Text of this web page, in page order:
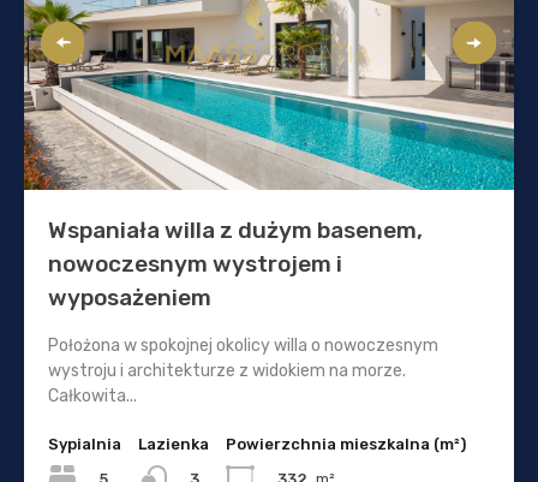
Wspaniała willa z dużym basenem,
nowoczesnym wystrojem i
wyposażeniem
Położona w spokojnej okolicy willa o nowoczesnym
wystroju i architekturze z widokiem na morze.
Całkowita...
Sypialnia
Lazienka
Powierzchnia mieszkalna (m²)